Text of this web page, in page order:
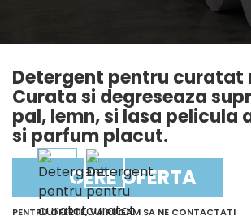
Detergent pentru curatat
Curata si degreseaza
pal, lemn, si lasa
si parfum placut.
CERE OFERTA
PENTRU OFERTE, VA RUGAM SA NE CONTACTATI